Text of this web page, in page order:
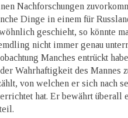
Nachforschungen
Dinge in einem für
geschieht, so könnte
nicht immer genau
Manches entrückt
Wahrhaftigkeit des Mannes
von welchen er sich nach
hat. Er bewährt überall